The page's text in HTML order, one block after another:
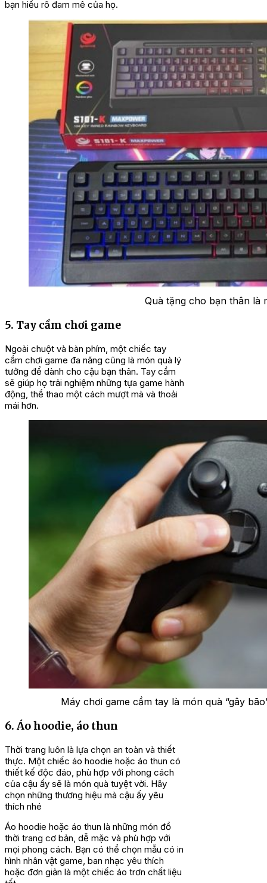
bạn hiểu rõ đam mê của họ.
Quà tặng cho bạn thân là
5. Tay cầm chơi game
Ngoài chuột và bàn phím, một chiếc tay
cầm chơi game đa năng cũng là món quà lý
tưởng để dành cho cậu bạn thân. Tay cầm
sẽ giúp họ trải nghiệm những tựa game hành
động, thể thao một cách mượt mà và thoải
mái hơn.
Máy chơi game cầm tay là món quà “gây
6. Áo hoodie, áo thun
Thời trang luôn là lựa chọn an toàn và thiết
thực. Một chiếc áo hoodie hoặc áo thun có
thiết kế độc đáo, phù hợp với phong cách
của cậu ấy sẽ là món quà tuyệt vời. Hãy
chọn những thương hiệu mà cậu ấy yêu
thích nhé
Áo hoodie hoặc áo thun là những món đồ
thời trang cơ bản, dễ mặc và phù hợp với
mọi phong cách. Bạn có thể chọn mẫu có in
hình nhân vật game, ban nhạc yêu thích
hoặc đơn giản là một chiếc áo trơn chất liệu